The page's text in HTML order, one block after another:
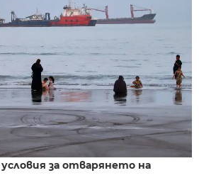
за отварянето на